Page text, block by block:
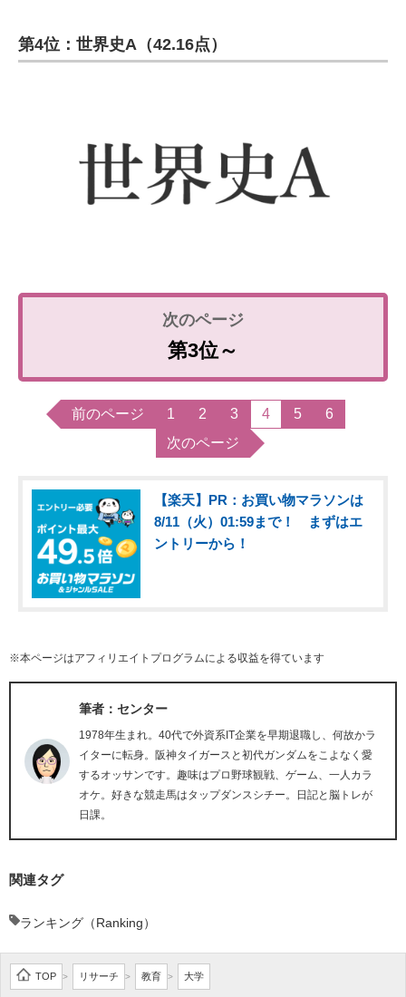
第4位：世界史A（42.16点）
第3位～
前のページ 1 2 3 4 5
6
次のページ
【楽天】PR：お買い物マラソンは
8/11（火）01:59まで！ まずはエ
ントリーから！
※本ページはアフィリエイトプログラムによる収益を得ています
筆者：センター
1978年生まれ。40代で外資系IT企業を早期退職し、何故かラ
イターに転身。阪神タイガースと初代ガンダムをこよなく愛
するオッサンです。趣味はプロ野球観戦、ゲーム、一人カラ
オケ。好きな競走馬はタップダンスシチー。日記と脳トレが
日課。
関連タグ
ランキング（Ranking）
TOP > リサーチ > 教育 > 大学